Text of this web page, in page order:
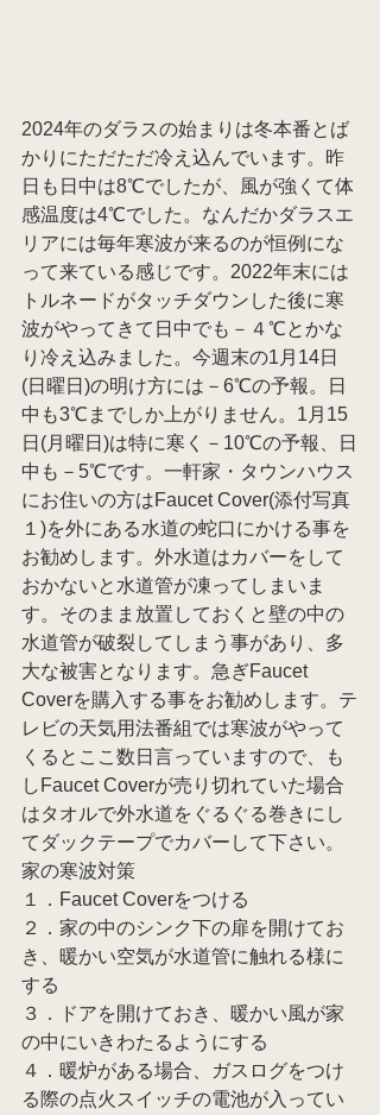
2024年のダラスの始まりは冬本番とば
かりにただただ冷え込んでいます。昨
日も日中は8℃でしたが、風が強くて体
感温度は4℃でした。なんだかダラスエ
リアには毎年寒波が来るのが恒例にな
って来ている感じです。2022年末には
トルネードがタッチダウンした後に寒
波がやってきて日中でも－４℃とかな
り冷え込みました。今週末の1月14日
(日曜日)の明け方には－6℃の予報。日
中も3℃までしか上がりません。1月15
日(月曜日)は特に寒く－10℃の予報、日
中も－5℃です。一軒家・タウンハウス
にお住いの方はFaucet Cover(添付写真
１)を外にある水道の蛇口にかける事を
お勧めします。外水道はカバーをして
おかないと水道管が凍ってしまいま
す。そのまま放置しておくと壁の中の
水道管が破裂してしまう事があり、多
大な被害となります。急ぎFaucet
Coverを購入する事をお勧めします。テ
レビの天気用法番組では寒波がやって
くるとここ数日言っていますので、も
しFaucet Coverが売り切れていた場合
はタオルで外水道をぐるぐる巻きにし
てダックテープでカバーして下さい。
家の寒波対策
１．Faucet Coverをつける
２．家の中のシンク下の扉を開けてお
き、暖かい空気が水道管に触れる様に
する
３．ドアを開けておき、暖かい風が家
の中にいきわたるようにする
４．暖炉がある場合、ガスログをつけ
る際の点火スイッチの電池が入ってい